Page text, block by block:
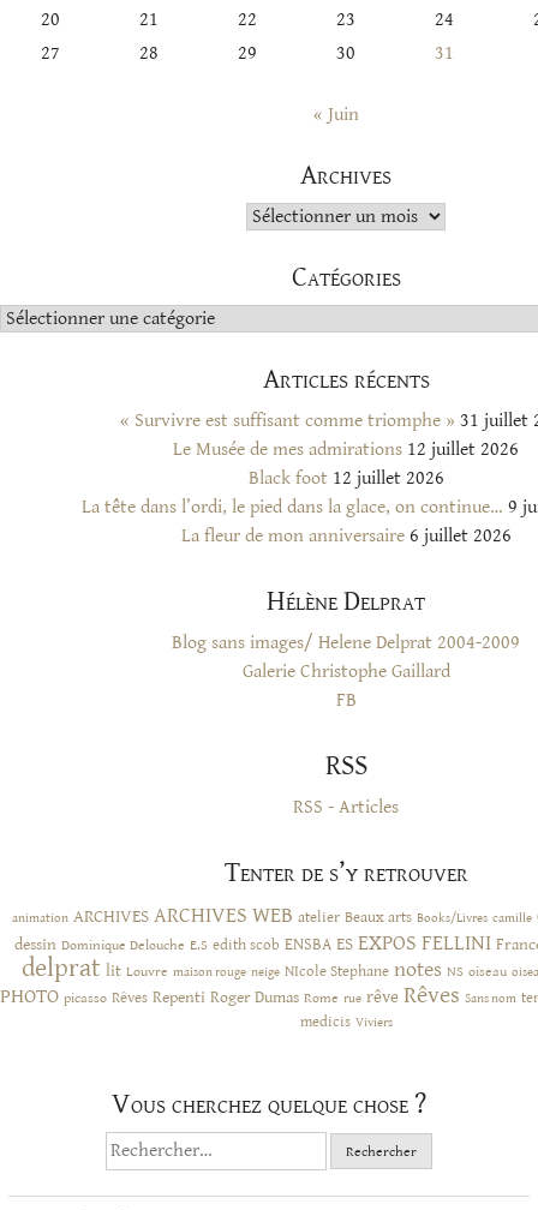
20
21 22 23 24
27
28 29 30 31
« Juin
Archives
Archives
Catégories
Catégories
Articles récents
« Survivre est suffisant comme triomphe » 31 juillet
Le Musée de mes admirations 12 juillet 2026
Black foot 12 juillet 2026
La tête dans l’ordi, le pied dans la glace, on continue… 9
La fleur de mon anniversaire 6 juillet 2026
Hélène Delprat
Blog sans images/ Helene Delprat 2004-2009
Galerie Christophe Gaillard
FB
RSS
RSS - Articles
Tenter de s’y retrouver
animation ARCHIVES ARCHIVES WEB atelier Beaux arts Books/Livres camille
dessin Dominique Delouche E.S edith scob ENSBA ES EXPOS FELLINI
delprat lit Louvre maison rouge neige NIcole Stephane notes NS oiseau
PHOTO picasso Rêves Repenti Roger Dumas Rome rue rêve Rêves Sans nom
medicis Viviers
Vous cherchez quelque chose ?
Rechercher :